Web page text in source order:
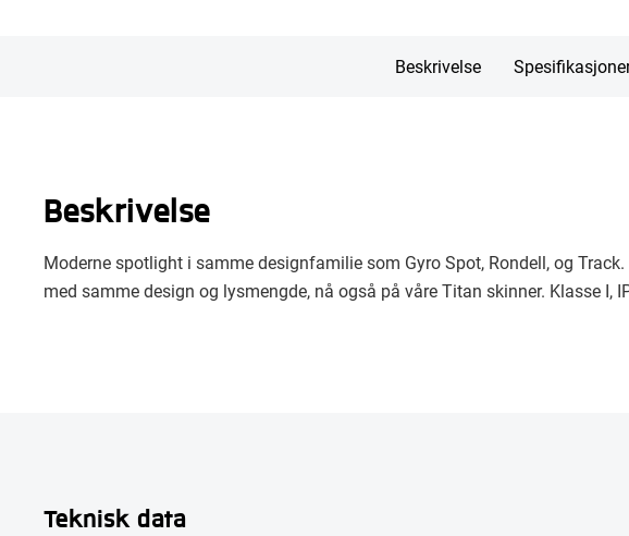
Beskrivelse
Beskrivelse
Moderne spotlight i samme designfamilie som Gyro Spot, Rondell, og
med samme design og lysmengde, nå også på våre Titan skinner. Klasse I,
Teknisk data